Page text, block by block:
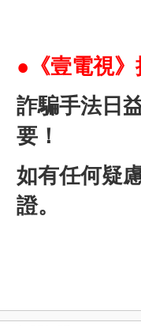
●《壹電視》
詐騙手法日
要！
如有任何疑
證。